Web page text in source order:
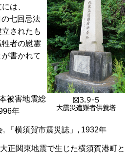
は、
七回忌法
されたも
者の慰霊
書かれて
被害地震総
年
「横須賀市震災誌」, 1932年
正関東地震で生じた横須賀港町と